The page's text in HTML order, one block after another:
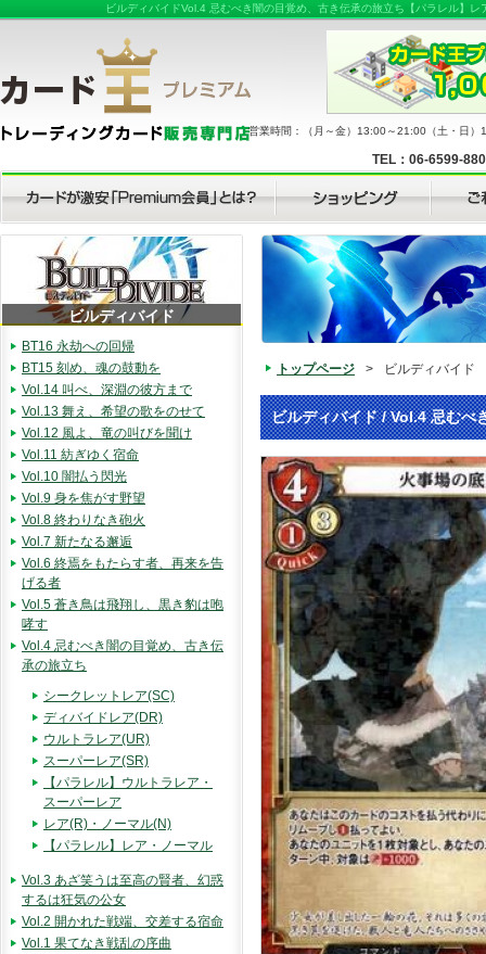
ビルディバイドVol.4 忌むべき闇の目覚め、古き伝承の旅立ち【パラレル】
営業時間：（月～金）13:00～21:00（土・日
TEL：06-6599-
トップページ > ビルディバイド
ビルディバイド / Vol.4 忌むべ
ビルディバイド
BT16 永劫への回帰
BT15 刻め、魂の鼓動を
Vol.14 叫べ、深淵の彼方まで
Vol.13 舞え、希望の歌をのせて
Vol.12 風よ、竜の叫びを聞け
Vol.11 紡ぎゆく宿命
Vol.10 闇払う閃光
Vol.9 身を焦がす野望
Vol.8 終わりなき砲火
Vol.7 新たなる邂逅
Vol.6 終焉をもたらす者、再来を告
げる者
Vol.5 蒼き鳥は飛翔し、黒き豹は咆
哮す
Vol.4 忌むべき闇の目覚め、古き伝
承の旅立ち
シークレットレア(SC)
ディバイドレア(DR)
ウルトラレア(UR)
スーパーレア(SR)
【パラレル】ウルトラレア・
スーパーレア
レア(R)・ノーマル(N)
【パラレル】レア・ノーマル
Vol.3 あざ笑うは至高の賢者、幻惑
するは狂気の公女
Vol.2 開かれた戦端、交差する宿命
Vol.1 果てなき戦乱の序曲